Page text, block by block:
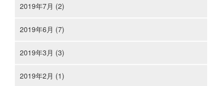
2019年7月 (2)
2019年6月 (7)
2019年3月 (3)
2019年2月 (1)